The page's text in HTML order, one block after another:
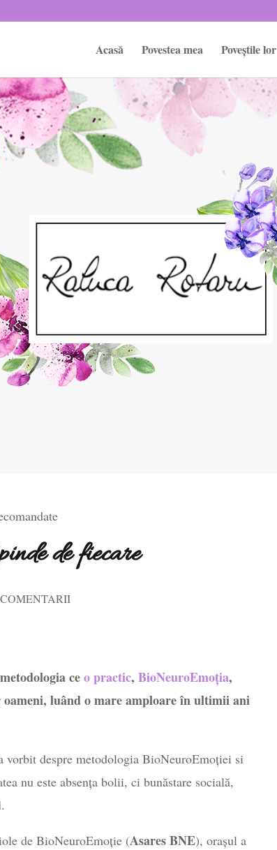
Acasă Povestea mea Poveștile lor
de fiecare
ceo practic, BioNeuroEmoția,
luând o mare amploare în ultimii ani
despre metodologia BioNeuroEmoției si
nu este absența bolii, ci bunăstare socială,
de BioNeuroEmoție (Asares BNE), orașul a